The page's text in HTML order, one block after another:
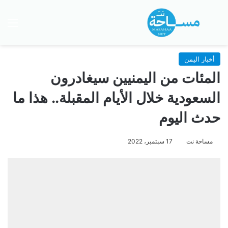
بحث عن
أخبار اليمن
المئات من اليمنيين سيغادرون
السعودية خلال الأيام المقبلة.. هذا ما
حدث اليوم
مساحة نت 17 سبتمبر، 2022